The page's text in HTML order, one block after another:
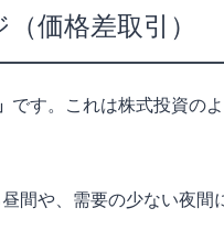
価格差取引）
です。これは株式投資の
間や、需要の少ない夜間